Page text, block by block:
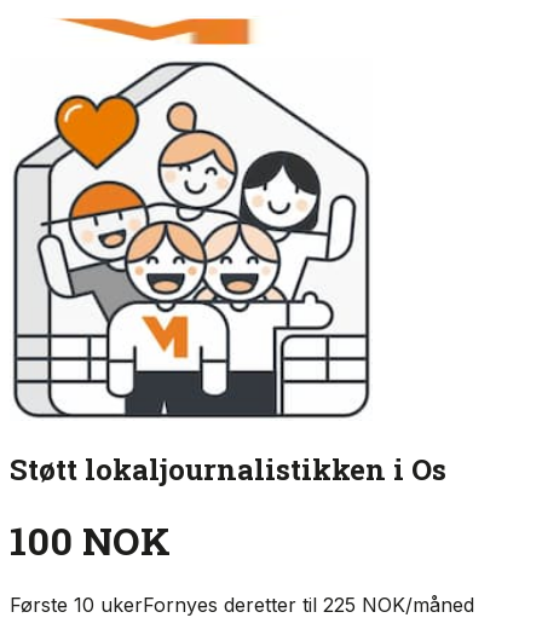
Støtt lokaljournalistikken i Os
100 NOK
Første 10 ukerFornyes deretter til 225 NOK/måned